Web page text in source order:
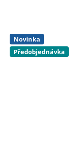
Novinka
Předobjednávka